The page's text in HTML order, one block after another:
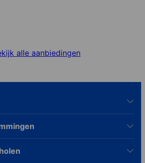
alle aanbiedingen